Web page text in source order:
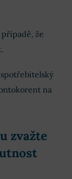
že
na
zvažte